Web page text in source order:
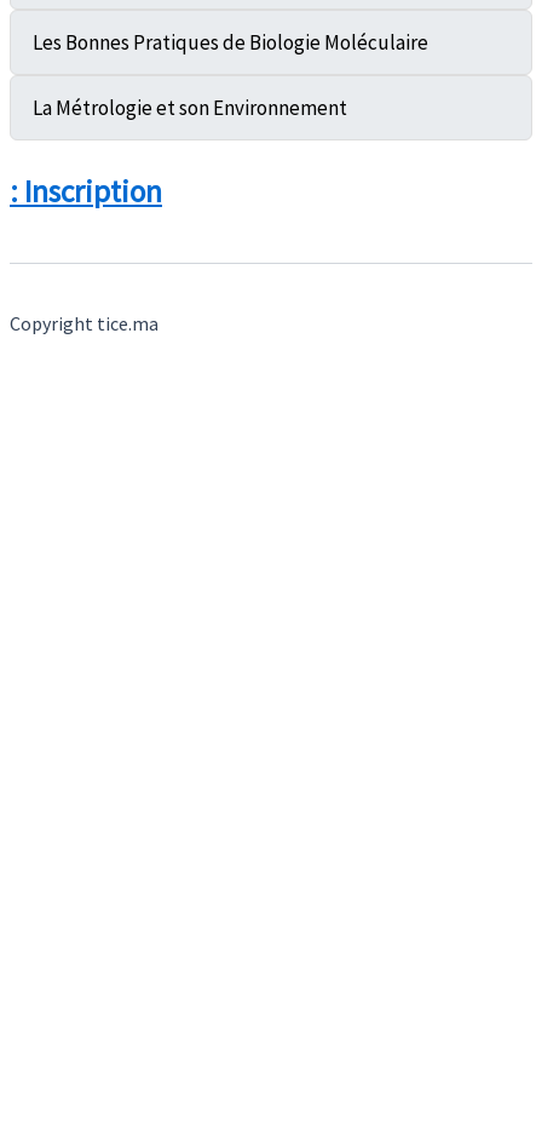
Les Bonnes Pratiques de Biologie Moléculaire
La Métrologie et son Environnement
: Inscription
Copyright tice.ma